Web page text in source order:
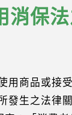
保
用商品或接
發生之法律